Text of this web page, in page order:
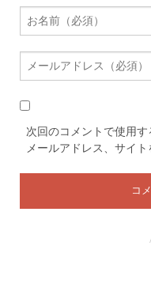
次回のコメントで使用す
メールアドレス、サイト